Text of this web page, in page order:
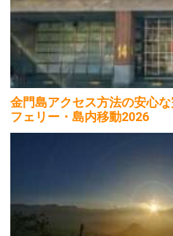
金門島アクセス方法の安心
フェリー・島内移動2026